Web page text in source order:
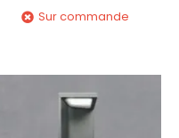
Sur commande